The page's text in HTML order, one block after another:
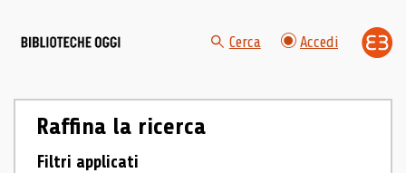
Cerca Accedi
Raffina la ricerca
Filtri applicati